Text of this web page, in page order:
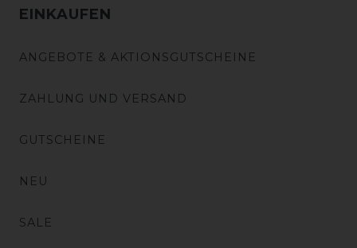
EINKAUFEN
ANGEBOTE & AKTIONSGUTSCHEINE
ZAHLUNG UND VERSAND
GUTSCHEINE
NEU
SALE